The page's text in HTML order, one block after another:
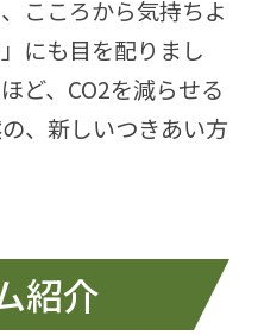
こころから気持ちよ
にも目を配りまし
ど、CO2を減らせる
、新しいつきあい方
紹介